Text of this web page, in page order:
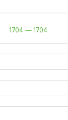
1704
—
1704